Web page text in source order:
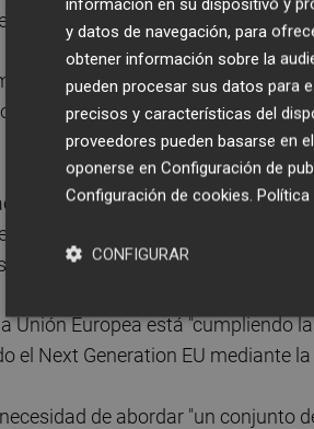
de la próxima semana.
del Consell a Les Corts
Valenciana un año y
el "enorme esfuerzo de
respuesta a la vacunación",
acceder a una normalidad
Unión Europea está "cumpliendo
el Next Generation EU mediante
de abordar "un conjunto
y datos de navegación, para
obtener información sobre la
pueden procesar sus datos para
precisos y características del
proveedores pueden basarse en
oponerse en Configuración de
Configuración de cookies. Política
CONFIGURAR